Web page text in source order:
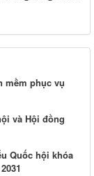
mềm phục vụ
và Hội đồng
Quốc hội khóa